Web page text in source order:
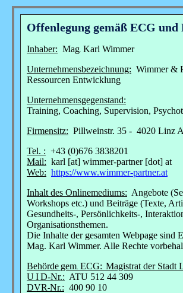
Offenlegung gemäß ECG und
Inhaber: Mag Karl Wimmer
Unternehmensbezeichnung: Wimmer &
Ressourcen Entwicklung
Unternehmensgegenstand:
Training, Coaching, Supervision,
Firmensitz: Pillweinstr. 35 - 4020 Linz
Tel. : +43 (0)676 3838201
Mail: karl [at] wimmer-partner [dot] at
Web: https://www.wimmer-partner.at
Inhalt des Onlinemediums: Angebote
Workshops etc.) und Beiträge (Texte,
Gesundheits-, Persönlichkeits-,
Organisationsthemen.
Die Inhalte der gesamten Webpage sind
Mag. Karl Wimmer. Alle Rechte
Behörde gem. ECG: Magistrat der Stadt
UID-Nr.: ATU 512 44 309
DVR-Nr.: 400 90 10